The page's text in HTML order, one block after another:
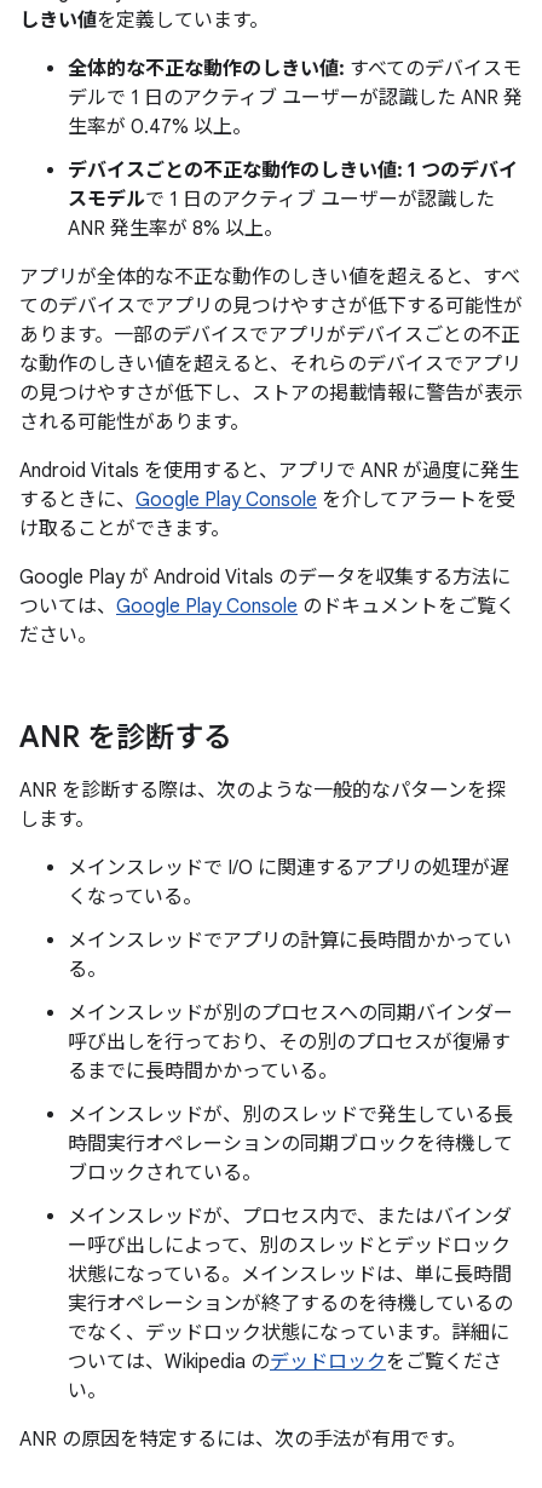
しきい値を定義しています。
全体的な不正な動作のしきい値: すべてのデバイスモ
デルで 1 日のアクティブ ユーザーが認識した ANR 発
生率が 0.47% 以上。
デバイスごとの不正な動作のしきい値: 1 つのデバイ
スモデルで 1 日のアクティブ ユーザーが認識した
ANR 発生率が 8% 以上。
アプリが全体的な不正な動作のしきい値を超えると、すべ
てのデバイスでアプリの見つけやすさが低下する可能性が
あります。一部のデバイスでアプリがデバイスごとの不正
な動作のしきい値を超えると、それらのデバイスでアプリ
の見つけやすさが低下し、ストアの掲載情報に警告が表示
される可能性があります。
Android Vitals を使用すると、アプリで ANR が過度に発生
するときに、 Google Play Console を介してアラートを受
け取ることができます。
Google Play が Android Vitals のデータを収集する方法に
ついては、 Google Play Console のドキュメントをご覧く
ださい。
ANR を診断する
ANR を診断する際は、次のような一般的なパターンを探
します。
メインスレッドで I/O に関連するアプリの処理が遅
くなっている。
メインスレッドでアプリの計算に長時間かかってい
る。
メインスレッドが別のプロセスへの同期バインダー
呼び出しを行っており、その別のプロセスが復帰す
るまでに長時間かかっている。
メインスレッドが、別のスレッドで発生している長
時間実行オペレーションの同期ブロックを待機して
ブロックされている。
メインスレッドが、プロセス内で、またはバインダ
ー呼び出しによって、別のスレッドとデッドロック
状態になっている。メインスレッドは、単に長時間
実行オペレーションが終了するのを待機しているの
でなく、デッドロック状態になっています。詳細に
ついては、Wikipedia のデッドロックをご覧くださ
い。
ANR の原因を特定するには、次の手法が有用です。